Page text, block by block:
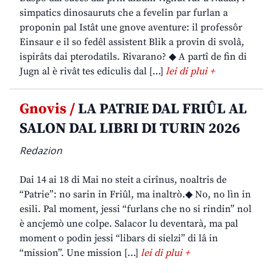
simpatics dinosauruts che a fevelin par furlan a
proponin pal Istât une gnove aventure: il professôr
Einsaur e il so fedêl assistent Blik a provin di svolâ,
ispirâts dai pterodatils. Rivarano? ◆ A partî de fin di
Jugn al è rivât tes ediculis dal […] lei di plui +
Gnovis /LA PATRIE DAL FRIÛL AL
SALON DAL LIBRI DI TURIN 2026
Redazion
Dai 14 ai 18 di Mai no steit a cirînus, noaltris de
“Patrie”: no sarin in Friûl, ma inaltrò.◆ No, no lìn in
esili. Pal moment, jessi “furlans che no si rindin” nol
è ancjemò une colpe. Salacor lu deventarà, ma pal
moment o podin jessi “libars di sielzi” di lâ in
“mission”. Une mission […] lei di plui +